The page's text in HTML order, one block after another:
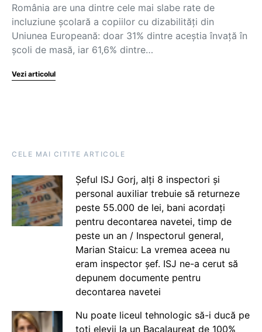
România are una dintre cele mai slabe rate de
incluziune școlară a copiilor cu dizabilități din
Uniunea Europeană: doar 31% dintre aceștia învață în
școli de masă, iar 61,6% dintre…
Vezi articolul
CELE MAI CITITE ARTICOLE
Șeful ISJ Gorj, alți 8 inspectori și
personal auxiliar trebuie să returneze
peste 55.000 de lei, bani acordați
pentru decontarea navetei, timp de
peste un an / Inspectorul general,
Marian Staicu: La vremea aceea nu
eram inspector șef. ISJ ne-a cerut să
depunem documente pentru
decontarea navetei
Nu poate liceul tehnologic să-i ducă pe
toți elevii la un Bacalaureat de 100%